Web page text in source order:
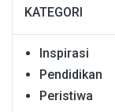
KATEGORI
Inspirasi
Pendidikan
Peristiwa